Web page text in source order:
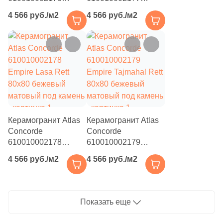
Синий (82)
Слоновая кость (
Терракотовый (
Фиолетовый (
Черный (82)
Шоколадный (
Продолжить поиск в каталоге
Empire Arabescato
Rett 80x80 бежевый
матовый под камень
4 566 руб./м2
Empire Statuario Rett
80x80 бежевый
матовый под камень
4 566 руб./м2
Керамогранит Atlas
Concorde
610010002178
80x80 бежевый
матовый под камень
4 566 руб./м2
Керамогранит Atlas
Concorde
610010002179
Empire Tajmahal Rett
80x80 бежевый
матовый под камень
4 566 руб./м2
Показать еще